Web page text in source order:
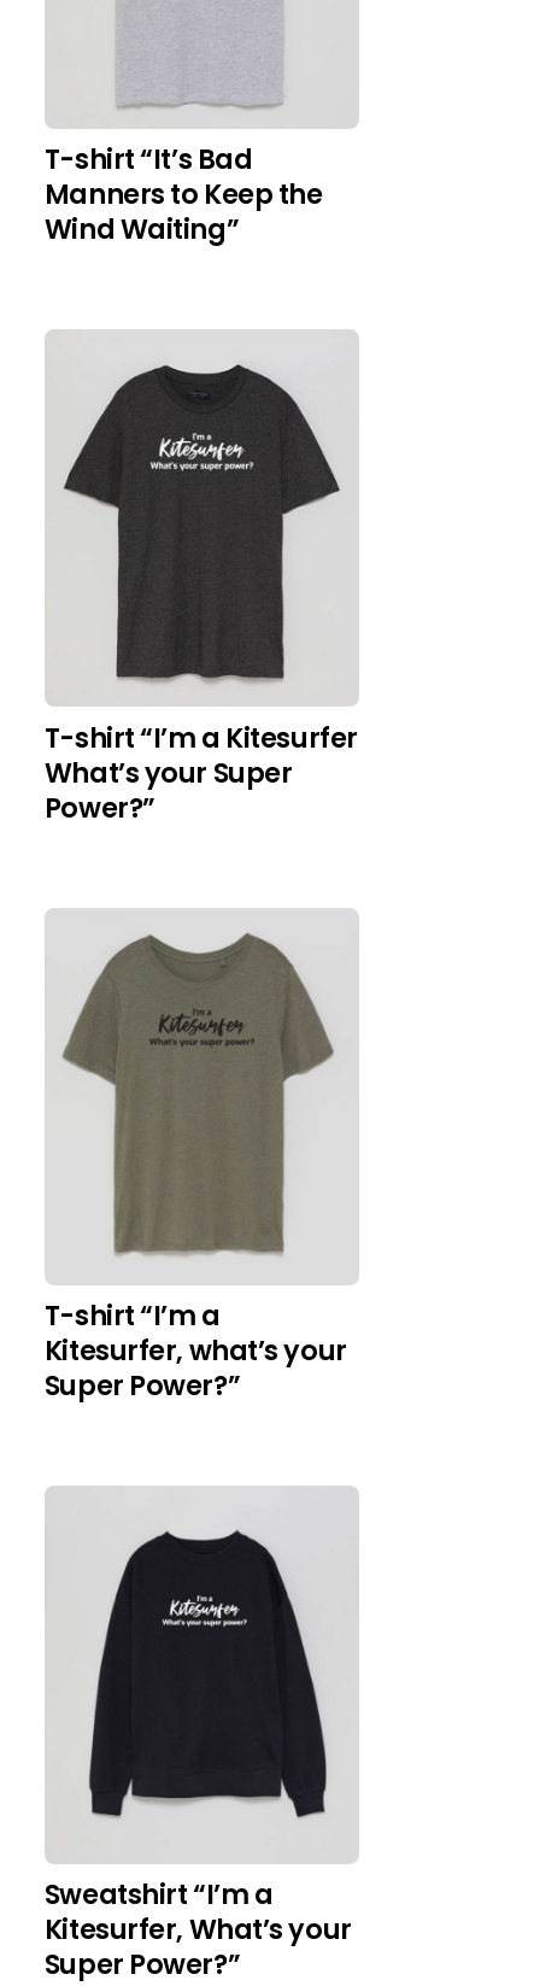
T-shirt “It’s Bad
Manners to Keep the
Wind Waiting”
T-shirt “I’m a Kitesurfer
What’s your Super
Power?”
T-shirt “I’m a
Kitesurfer, what’s your
Super Power?”
Sweatshirt “I’m a
Kitesurfer, What’s your
Super Power?”